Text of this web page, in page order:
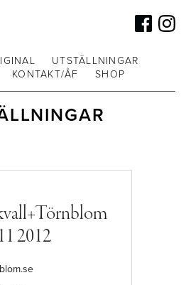
UTSTÄLLNINGAR
KONTAKT/ÅF SHOP
2012